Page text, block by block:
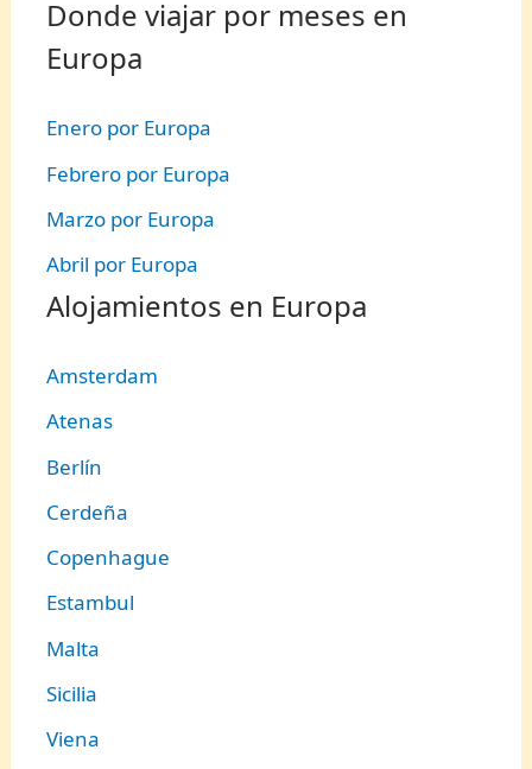
Donde viajar por meses en
Europa
Enero por Europa
Febrero por Europa
Marzo por Europa
Abril por Europa
Alojamientos en Europa
Amsterdam
Atenas
Berlín
Cerdeña
Copenhague
Estambul
Malta
Sicilia
Viena